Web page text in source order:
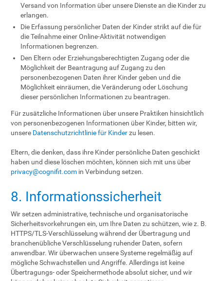
Versand von Information über unsere Dienste an die Kinder zu
erlangen.
Die Erfassung persönlicher Daten der Kinder strikt auf die für
die Teilnahme einer Online-Aktivität notwendigen
Informationen begrenzen.
Den Eltern oder Erziehungsberechtigten Zugang oder die
Möglichkeit der Beantragung auf Zugang zu den
personenbezogenen Daten ihrer Kinder geben und die
Möglichkeit einräumen, die Veränderung oder Löschung
dieser persönlichen Informationen zu beantragen.
Für zusätzliche Informationen über unsere Praktiken hinsichtlich
von personenbezogenen Informationen über Kinder, bitten wir,
unsere Datenschutzrichtlinie für Kinderzu lesen.
Eltern, die denken, dass ihre Kinder persönliche Daten geschickt
haben und diese löschen möchten, können sich mit uns über
privacy@cognifit.com in Verbindung setzen.
8. Informationssicherheit
Wir setzen administrative, technische und organisatorische
Sicherheitsvorkehrungen ein, um Ihre Daten zu schützen, wie z. B.
HTTPS/TLS-Verschlüsselung während der Übertragung und
branchenübliche Verschlüsselung ruhender Daten, sofern
anwendbar. Wir überwachen unsere Systeme regelmäßig auf
mögliche Schwachstellen und Angriffe. Allerdings ist keine
Übertragungs- oder Speichermethode absolut sicher, und wir